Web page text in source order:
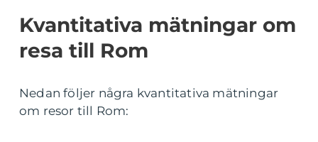
Kvantitativa mätningar om
resa till Rom
Nedan följer några kvantitativa mätningar
om resor till Rom: